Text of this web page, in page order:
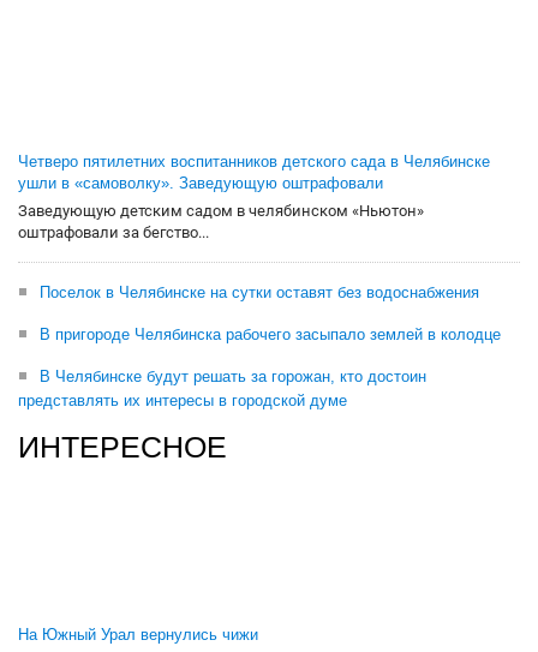
Четверо пятилетних воспитанников детского сада в Челябинске
ушли в «самоволку». Заведующую оштрафовали
Заведующую детским садом в челябинском «Ньютон»
оштрафовали за бегство...
Поселок в Челябинске на сутки оставят без водоснабжения
В пригороде Челябинска рабочего засыпало землей в колодце
В Челябинске будут решать за горожан, кто достоин
представлять их интересы в городской думе
ИНТЕРЕСНОЕ
На Южный Урал вернулись чижи